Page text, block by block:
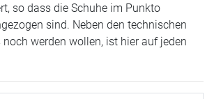
so dass die Schuhe im Punkto
sind. Neben den technischen
werden wollen, ist hier auf jeden